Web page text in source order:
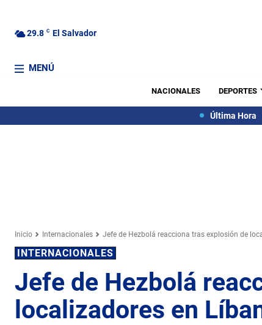
29.8 C El Salvador
MENÚ
NACIONALES DEPORTES
Última Hora
Inicio Internacionales Jefe de Hezbolá reacciona tras explosión de
INTERNACIONALES
Jefe de Hezbolá
localizadores en